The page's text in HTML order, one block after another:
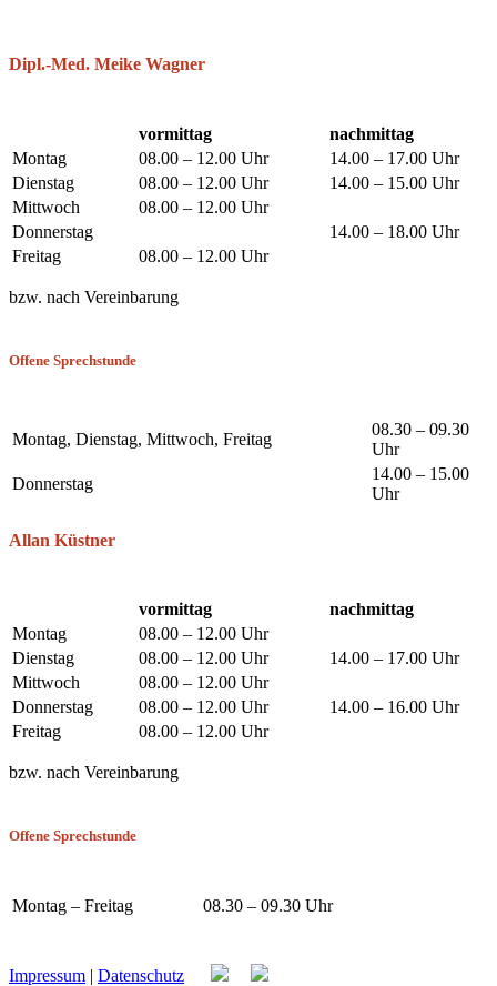
Dipl.-Med. Meike Wagner
vormittag
nachmittag
Montag
08.00 – 12.00 Uhr
14.00 – 17.00 Uhr
Dienstag
08.00 – 12.00 Uhr
14.00 – 15.00 Uhr
Mittwoch
08.00 – 12.00 Uhr
Donnerstag
14.00 – 18.00 Uhr
Freitag
08.00 – 12.00 Uhr
bzw. nach Vereinbarung
Offene Sprechstunde
Montag, Dienstag, Mittwoch, Freitag
08.30 – 09.30
Uhr
Donnerstag
14.00 – 15.00
Uhr
Allan Küstner
vormittag
nachmittag
Montag
08.00 – 12.00 Uhr
Dienstag
08.00 – 12.00 Uhr
14.00 – 17.00 Uhr
Mittwoch
08.00 – 12.00 Uhr
Donnerstag
08.00 – 12.00 Uhr
14.00 – 16.00 Uhr
Freitag
08.00 – 12.00 Uhr
bzw. nach Vereinbarung
Offene Sprechstunde
Montag – Freitag 08.30 – 09.30 Uhr
Impressum | Datenschutz